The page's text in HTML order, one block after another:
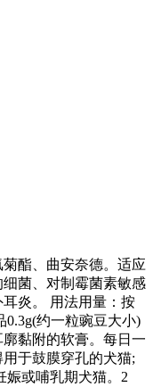
酯、曲安奈德。适应
菌、对制霉菌素敏感
炎。 用法用量：按
约一粒豌豆大小)
黏附的软膏。每日一
于鼓膜穿孔的犬猫;
娠或哺乳期犬猫。2